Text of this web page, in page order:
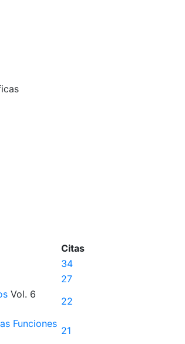
Citas
34
27
Vol. 6
22
Funciones
21